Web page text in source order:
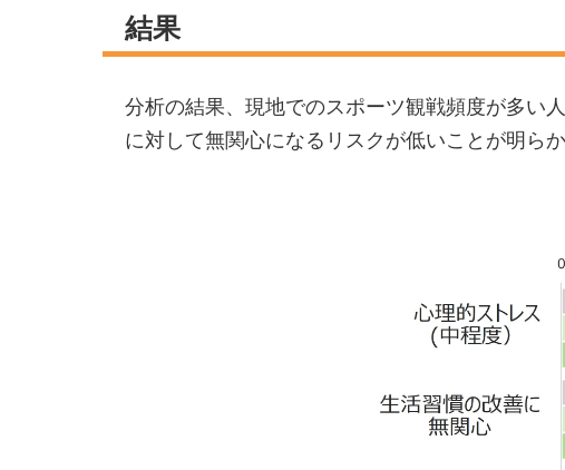
結果
分析の結果、現地でのスポーツ観戦頻度が多い
に対して無関心になるリスクが低いことが明らか